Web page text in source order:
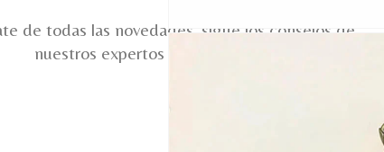
de todas las novedades, sigue los consejos de
nuestros expertos en alfombras.